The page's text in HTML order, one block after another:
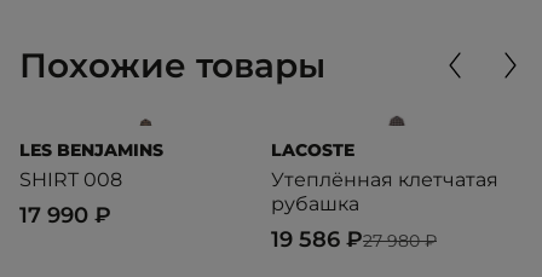
Похожие товары
LES BENJAMINS
SHIRT 008
17 990 ₽
LACOSTE
Утеплённая клетчатая
рубашка
27 980 ₽
19 586 ₽